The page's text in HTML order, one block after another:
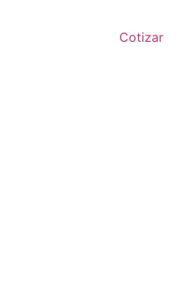
Cotizar